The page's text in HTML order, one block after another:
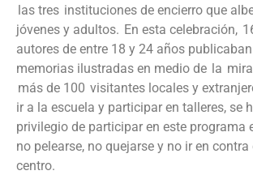
las tres instituciones de encierro que
jóvenes y adultos. En esta celebración,
autores de entre 18 y 24 años
memorias ilustradas en medio de la
más de 100 visitantes locales y
ir a la escuela y participar en talleres, se
privilegio de participar en este programa
no pelearse, no quejarse y no ir en contra
centro.